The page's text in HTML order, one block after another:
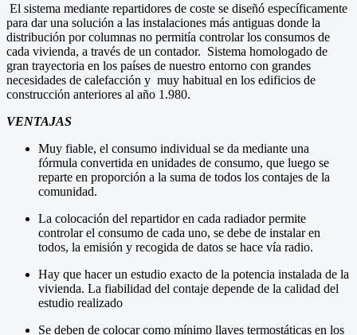
El sistema mediante repartidores de coste se diseñó específicamente
para dar una solución a las instalaciones más antiguas donde la
distribución por columnas no permitía controlar los consumos de
cada vivienda, a través de un contador. Sistema homologado de
gran trayectoria en los países de nuestro entorno con grandes
necesidades de calefacción y muy habitual en los edificios de
construcción anteriores al año 1.980.
VENTAJAS
Muy fiable, el consumo individual se da mediante una
fórmula convertida en unidades de consumo, que luego se
reparte en proporción a la suma de todos los contajes de la
comunidad.
La colocación del repartidor en cada radiador permite
controlar el consumo de cada uno, se debe de instalar en
todos, la emisión y recogida de datos se hace vía radio.
Hay que hacer un estudio exacto de la potencia instalada de la
vivienda. La fiabilidad del contaje depende de la calidad del
estudio realizado
Se deben de colocar como mínimo llaves termostáticas en los